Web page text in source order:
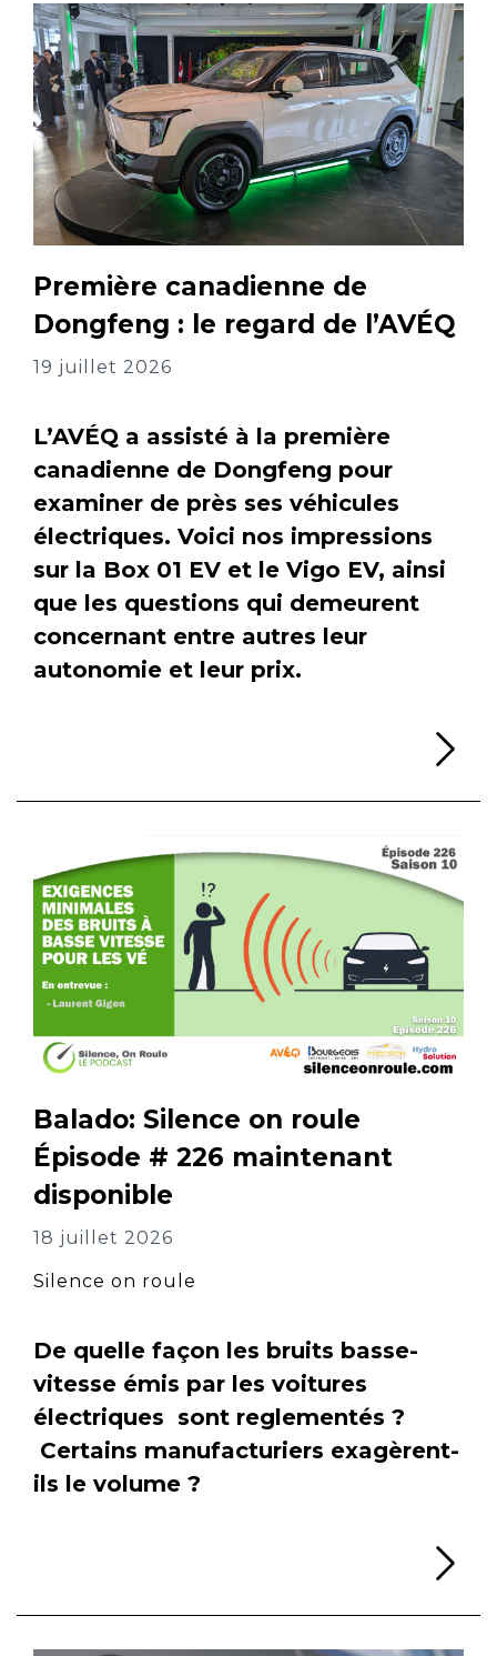
Première canadienne de
Dongfeng : le regard de l’AVÉQ
19 juillet 2026
L’AVÉQ a assisté à la première
canadienne de Dongfeng pour
examiner de près ses véhicules
électriques. Voici nos impressions
sur la Box 01 EV et le Vigo EV, ainsi
que les questions qui demeurent
concernant entre autres leur
autonomie et leur prix.
Balado: Silence on roule
Épisode # 226 maintenant
disponible
18 juillet 2026
Silence on roule
De quelle façon les bruits basse-
vitesse émis par les voitures
électriques sont reglementés ?
Certains manufacturiers exagèrent-
ils le volume ?